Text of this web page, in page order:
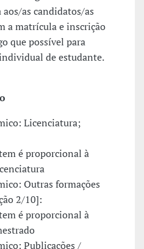
as candidatos/as
a matrícula e inscrição
que possível para
de estudante.
Licenciatura;
é proporcional à
Outras formações
2/10]:
é proporcional à
Publicações /